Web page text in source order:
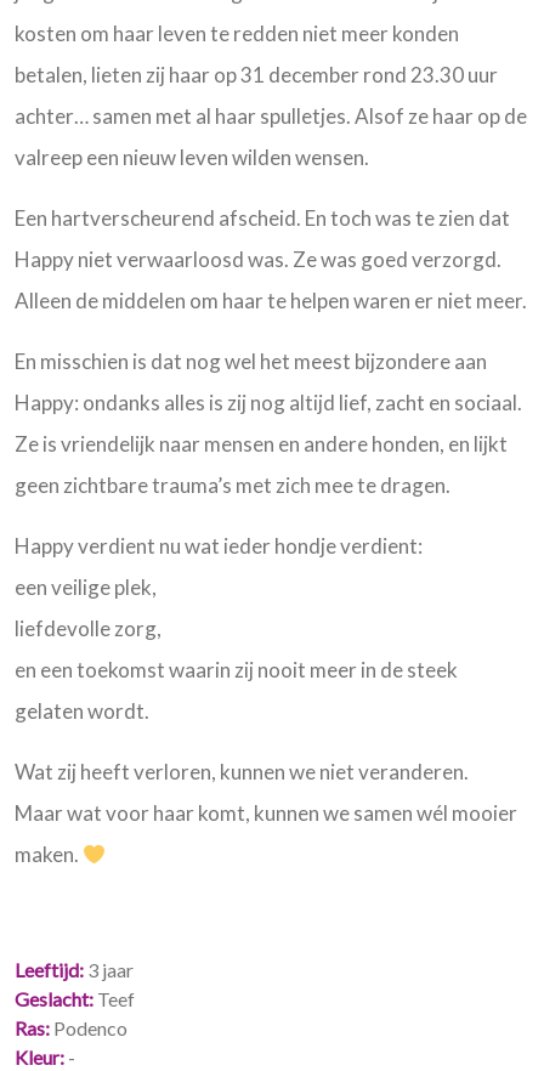
kosten om haar leven te redden niet meer konden
betalen, lieten zij haar op 31 december rond 23.30 uur
achter… samen met al haar spulletjes. Alsof ze haar op de
valreep een nieuw leven wilden wensen.
Een hartverscheurend afscheid. En toch was te zien dat
Happy niet verwaarloosd was. Ze was goed verzorgd.
Alleen de middelen om haar te helpen waren er niet meer.
En misschien is dat nog wel het meest bijzondere aan
Happy: ondanks alles is zij nog altijd lief, zacht en sociaal.
Ze is vriendelijk naar mensen en andere honden, en lijkt
geen zichtbare trauma’s met zich mee te dragen.
Happy verdient nu wat ieder hondje verdient:
een veilige plek,
liefdevolle zorg,
en een toekomst waarin zij nooit meer in de steek
gelaten wordt.
Wat zij heeft verloren, kunnen we niet veranderen.
Maar wat voor haar komt, kunnen we samen wél mooier
maken.
Leeftijd 3 jaar
Geslacht Teef
Ras Podenco
Kleur -